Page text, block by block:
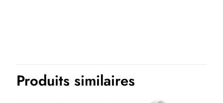
Produits similaires